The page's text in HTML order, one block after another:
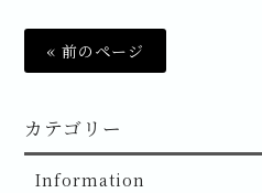
« 前のページ
カテゴリー
Information